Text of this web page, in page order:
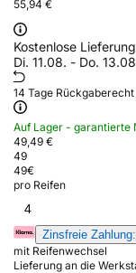
55,94 €
Kostenlose Lieferung
Di. 11.08. - Do.
14 Tage Rückgaberecht
Auf Lager - garantierte
49,49 €
49
49€
pro Reifen
4
Zinsfreie
mit Reifenwechsel
Lieferung an die